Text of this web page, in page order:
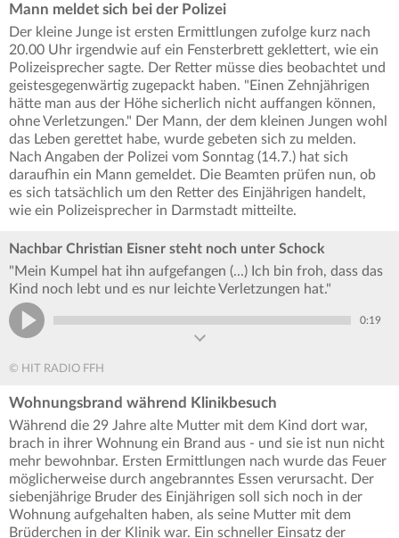
Mann meldet sich bei der Polizei
Der kleine Junge ist ersten Ermittlungen zufolge kurz nach
20.00 Uhr irgendwie auf ein Fensterbrett geklettert, wie ein
Polizeisprecher sagte. Der Retter müsse dies beobachtet und
geistesgegenwärtig zugepackt haben. "Einen Zehnjährigen
hätte man aus der Höhe sicherlich nicht auffangen können,
ohne Verletzungen." Der Mann, der dem kleinen Jungen wohl
das Leben gerettet habe, wurde gebeten sich zu melden.
Nach Angaben der Polizei vom Sonntag (14.7.) hat sich
daraufhin ein Mann gemeldet. Die Beamten prüfen nun, ob
es sich tatsächlich um den Retter des Einjährigen handelt,
wie ein Polizeisprecher in Darmstadt mitteilte.
Nachbar Christian Eisner steht noch unter Schock
"Mein Kumpel hat ihn aufgefangen (...) Ich bin froh, dass das
Kind noch lebt und es nur leichte Verletzungen hat."
0:19
© HIT RADIO FFH
Wohnungsbrand während Klinikbesuch
Während die 29 Jahre alte Mutter mit dem Kind dort war,
brach in ihrer Wohnung ein Brand aus - und sie ist nun nicht
mehr bewohnbar. Ersten Ermittlungen nach wurde das Feuer
möglicherweise durch angebranntes Essen verursacht. Der
siebenjährige Bruder des Einjährigen soll sich noch in der
Wohnung aufgehalten haben, als seine Mutter mit dem
Brüderchen in der Klinik war. Ein schneller Einsatz der